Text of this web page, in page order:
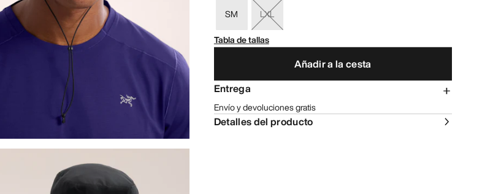
SM
LXL
Tabla de tallas
Añadir a la cesta
Entrega
Envío y devoluciones gratis
Detalles del producto